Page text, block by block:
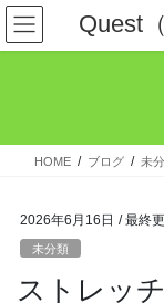
コ
ン
テ
ス
ナ
ビ
ゲ
ン
Quest
HOME ブログ 未
2026年6月16日 / 最終
未分類
ストレッチ